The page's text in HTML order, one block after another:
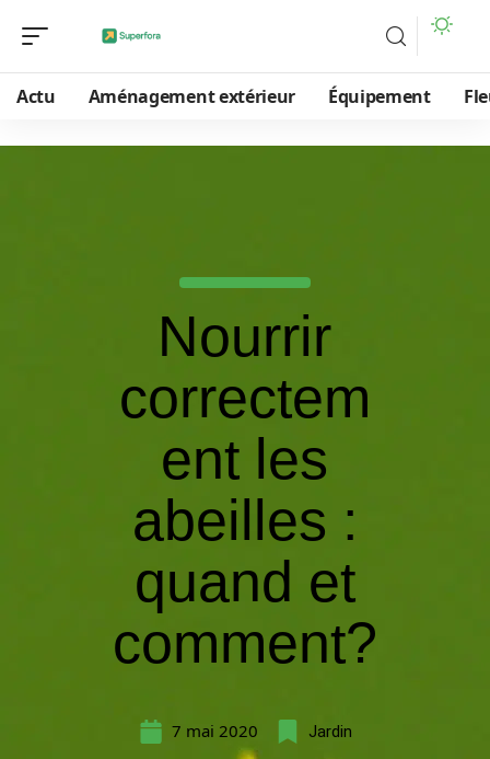
Actu Aménagement extérieur Équipement
Nourrir
correctem
ent les
abeilles :
quand et
comment?
7 mai 2020 Jardin